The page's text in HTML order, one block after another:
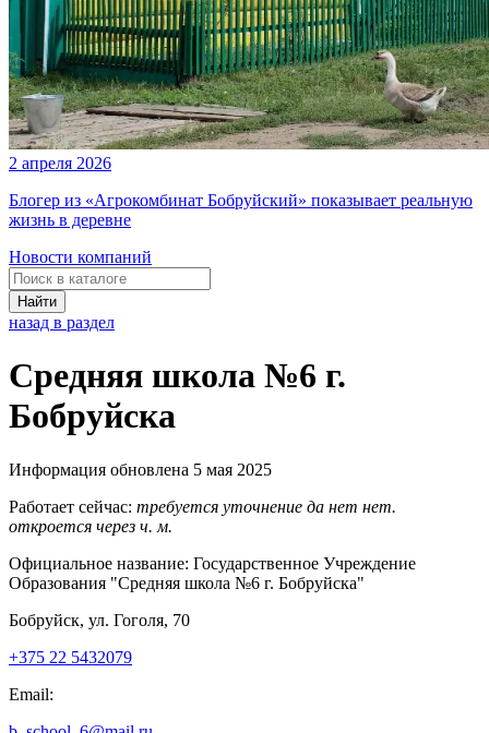
2 апреля 2026
Блогер из «Агрокомбинат Бобруйский» показывает реальную
жизнь в деревне
Новости компаний
Найти
назад в раздел
Средняя школа №6 г.
Бобруйска
Информация обновлена 5 мая 2025
Работает сейчас: требуется уточнение да нет нет.
откроется через ч. м.
Официальное название: Государственное Учреждение
Образования "Средняя школа №6 г. Бобруйска"
Бобруйск, ул. Гоголя, 70
+375 22 5432079
Email: